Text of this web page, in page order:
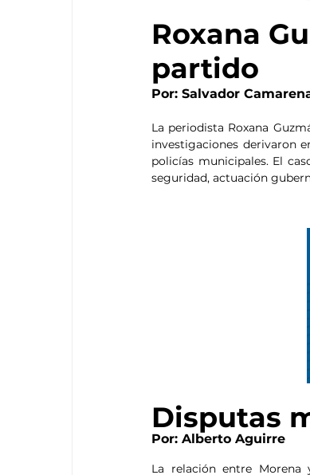
Roxana
partido
Por: Salvador
La periodista Roxana
investigaciones derivaron
policías municipales. El
seguridad, actuación
Disputas
Por: Alberto Aguirre
La relación entre Morena